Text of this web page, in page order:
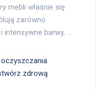
mebli właśnie się
zarówno
intensywne barwy, …
zdrową